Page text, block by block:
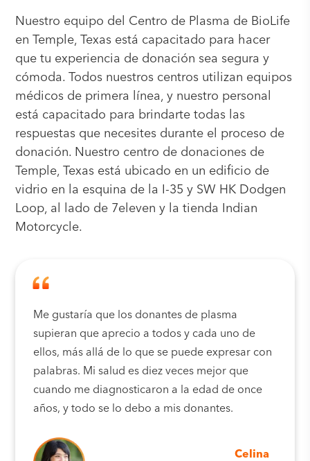
Nuestro equipo del Centro de Plasma de BioLife
en Temple, Texas está capacitado para hacer
que tu experiencia de donación sea segura y
cómoda. Todos nuestros centros utilizan equipos
médicos de primera línea, y nuestro personal
está capacitado para brindarte todas las
respuestas que necesites durante el proceso de
donación. Nuestro centro de donaciones de
Temple, Texas está ubicado en un edificio de
vidrio en la esquina de la I-35 y SW HK Dodgen
Loop, al lado de 7eleven y la tienda Indian
Motorcycle.
Me gustaría que los donantes de plasma
supieran que aprecio a todos y cada uno de
ellos, más allá de lo que se puede expresar con
palabras. Mi salud es diez veces mejor que
cuando me diagnosticaron a la edad de once
años, y todo se lo debo a mis donantes.
Celina